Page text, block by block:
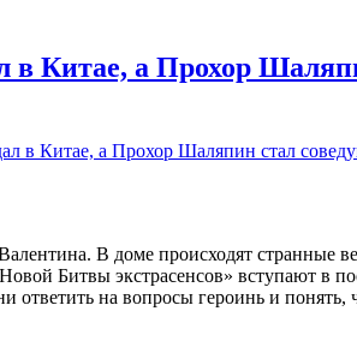
Китае, а Прохор
в Китае, а Прохор Шаляпин стал
В доме происходят странные
Битвы экстрасенсов» вступают в
ответить на вопросы героинь и понять,